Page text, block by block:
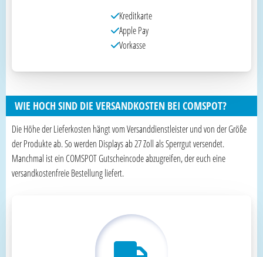
Kreditkarte
Apple Pay
Vorkasse
WIE HOCH SIND DIE VERSANDKOSTEN BEI COMSPOT?
Die Höhe der Lieferkosten hängt vom Versanddienstleister und von der Größe
der Produkte ab. So werden Displays ab 27 Zoll als Sperrgut versendet.
Manchmal ist ein COMSPOT Gutscheincode abzugreifen, der euch eine
versandkostenfreie Bestellung liefert.